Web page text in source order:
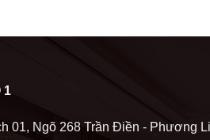
1
01, Ngõ 268 Trần Điền - Phương